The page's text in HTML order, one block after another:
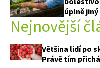
úplně
Nejnovější
Většina lidí po
Právě tím